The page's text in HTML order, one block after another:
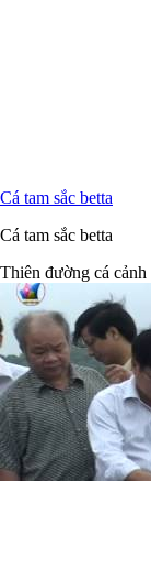
Cá tam sắc betta
Cá tam sắc betta
Thiên đường cá cảnh